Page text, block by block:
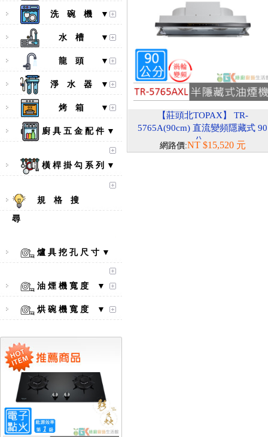
洗 碗 機 ▼
水 槽 ▼
龍 頭 ▼
淨 水 器 ▼
烤 箱 ▼
廚 具 五 金 配 件 ▼
橫 桿 掛 勾 系 列 ▼
規 格 搜
尋
爐 具 挖 孔 尺 寸 ▼
油 煙 機 寬 度 ▼
烘 碗 機 寬 度 ▼
【林內Rinnai】 RB-L2600S(A)
口爐
【莊頭北TOPAX】 TR-
5765A(90cm) 直流變頻隱藏式 90
公...
網路價:NT $15,520 元